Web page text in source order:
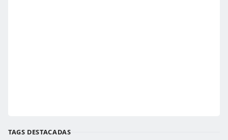
TAGS DESTACADAS